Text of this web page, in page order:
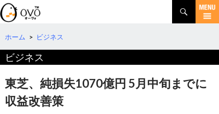
検
索
コ
テ
へ
移
動
ホーム > ビジネス
ビジネス
東芝、純損失1070億円 5月中旬までに
収益改善策